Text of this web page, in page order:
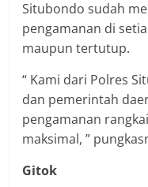
Situbondo sudah
pengamanan di
maupun tertutup.
“ Kami dari Polres
dan pemerintah
pengamanan
maksimal, ”
Gitok